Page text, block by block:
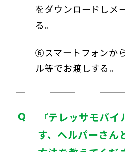
をダウンロードしメ
る。
⑥スマートフォンか
ル等でお渡しする。
『テレッサモバ
す、ヘルパーさん